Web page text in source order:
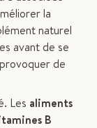
la
naturel
avant de se
de
Les aliments
B